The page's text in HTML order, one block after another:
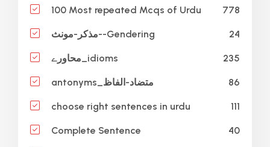
100 Most repeated Mcqs of Urdu 778
مذکر-مونث--Gendering 24
محاورے_idioms 235
antonyms_متضاد-الفاظ 86
choose right sentences in urdu 111
Complete Sentence 40